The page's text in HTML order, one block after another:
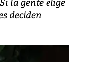
deciden